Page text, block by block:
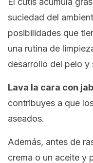
suciedad del
posibilidades que
una rutina de
desarrollo del pelo y
Lava la cara con
contribuyes a que
aseados.
Además, antes de
crema o un aceite y